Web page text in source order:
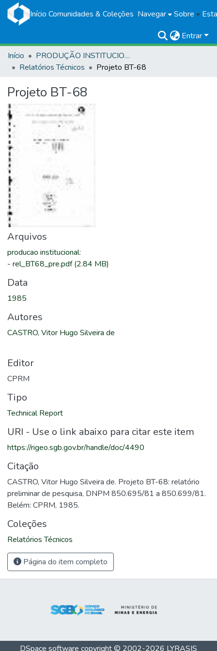
Início Comunidades & Coleções Navegar Sobre
Entrar
Início
PRODUÇÃO INSTITUCIONAL
Relatórios Técnicos
Projeto BT-68
Projeto BT-68
Arquivos
producao institucional:
- rel_BT68_pre.pdf(2.84 MB)
Data
1985
Autores
CASTRO, Vitor Hugo Silveira de
Editor
CPRM
Tipo
Technical Report
URI - Use o link abaixo para citar este item
https://rigeo.sgb.gov.br/handle/doc/4490
Citação
CASTRO, Vitor Hugo Silveira de. Projeto BT-68: relatório
preliminar de pesquisa, DNPM 850.695/81 a 850.699/81.
Belém: CPRM, 1985.
Coleções
Relatórios Técnicos
Página do item completo
DSpace software copyright © 2002-2026 LYRASIS